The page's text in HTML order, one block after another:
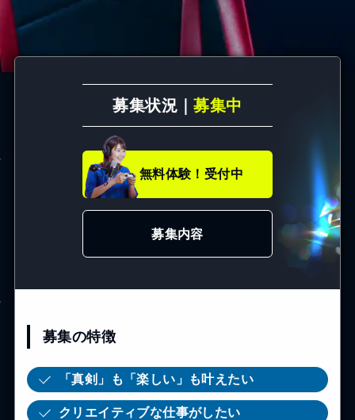
募集状況｜募集中
無料体験！受付中
募集内容
募集の特徴
「真剣」も「楽しい」も叶えたい
クリエイティブな仕事がしたい